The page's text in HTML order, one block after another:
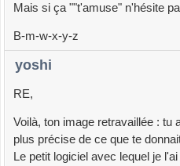
Mais si ça ""t'amuse" n'hésite
B-m-w-x-y-z
yoshi
RE,
Voilà, ton image retravaillée : tu
plus précise de ce que te
Le petit logiciel avec lequel je